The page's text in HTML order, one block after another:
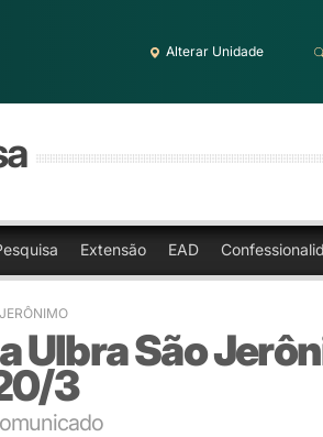
Alterar Unidade
Extensão EAD
Ulbra São
3